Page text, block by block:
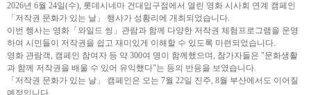
2026년 6월 24일(수), 롯데시네마 건대입구점에서 열린 영화 시사회 연계 캠페인
「저작권 문화가 있는 날」 행사가 성황리에 개최되었습니다.
이번 행사는 영화「와일드 씽」관람과 함께 다양한 저작권 체험프로그램을 운영
하여 시민들이 저작권을 쉽고 재미있게 이해할 수 있도록 마련되었습니다.
영화 관람객, 캠페인 참여자 등 약 300여 명이 함께했으며, 참가자들은 "문화생활
과 함께 저작권을 배울 수 있어 유익했다"는 등의 반응을 보였습니다.
「저작권 문화가 있는 날」 캠페인은 오는 7월 22일 진주, 8월 부산에서도 이어질
예정입니다.